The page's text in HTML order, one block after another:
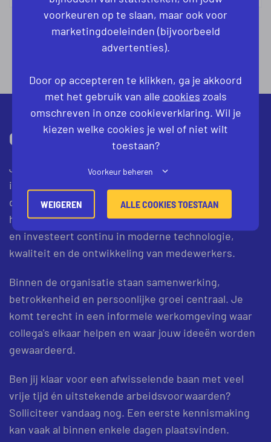
OVER HET BEDRIJF
Je gaat via Procestechniek.nl aan de slag bij een
internationaal opererende producent binnen de
diervoedingsindustrie. Het bedrijf produceert
hoogwaardige voedingsproducten voor huisdieren
en investeert continu in moderne technologie,
kwaliteit en de ontwikkeling van medewerkers.
Binnen de organisatie staan samenwerking,
betrokkenheid en persoonlijke groei centraal. Je
komt terecht in een informele werkomgeving waar
collega's elkaar helpen en waar jouw ideeën worden
gewaardeerd.
Ben jij klaar voor een afwisselende baan met veel
vrije tijd én uitstekende arbeidsvoorwaarden?
Solliciteer vandaag nog. Een eerste kennismaking
kan vaak al binnen enkele dagen plaatsvinden.
voorkeuren op te slaan, maar ook voor
marketingdoeleinden (bijvoorbeeld
advertenties).
Door op accepteren te klikken, ga je akkoord
met het gebruik van alle cookies zoals
omschreven in onze cookieverklaring. Wil je
kiezen welke cookies je wel of niet wilt
toestaan?
Voorkeur beheren
WEIGEREN ALLE COOKIES TOESTAAN